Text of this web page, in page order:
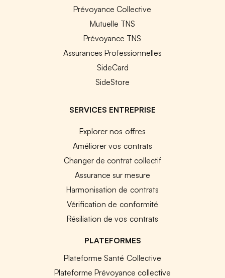
Prévoyance Collective
Mutuelle TNS
Prévoyance TNS
Assurances Professionnelles
SideCard
SideStore
SERVICES ENTREPRISE
Explorer nos offres
Améliorer vos contrats
Changer de contrat collectif
Assurance sur mesure
Harmonisation de contrats
Vérification de conformité
Résiliation de vos contrats
PLATEFORMES
Plateforme Santé Collective
Plateforme Prévoyance collective